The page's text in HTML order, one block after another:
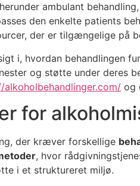
ambulant
den enkelte patients
der er tilgængelige på
i, hvordan behandlingen
og støtte under deres
alkoholbehandlinger.com/ og
for
der kræver forskellige
, hvor
i et struktureret miljø.